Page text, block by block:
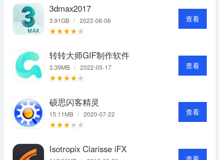
3dmax2017
3.91GB / 2022-06-06 查看
转转大师GIF制作软件
3.39MB / 2022-05-17 查看
硕思闪客精灵
15.11MB / 2020-07-22 查看
Isotropix Clarisse iFX